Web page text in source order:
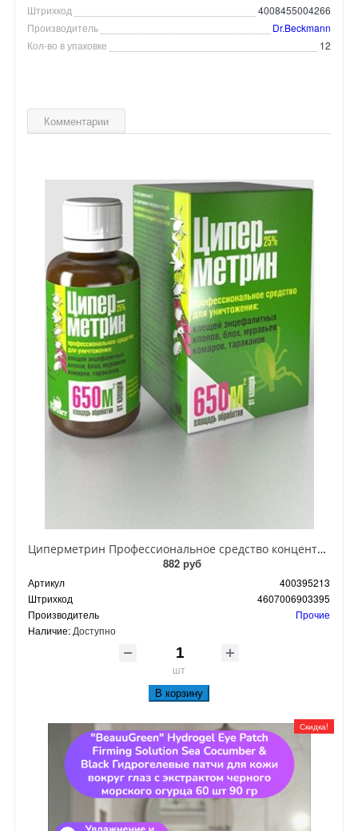
Штрихкод
4008455004266
Производитель
Dr.Beckmann
Кол-во в упаковке
12
Комментарии
Циперметрин Профессиональное средство концентрат эмульсии 25% для уничтожения тараканов, мух,комаров, блох, клопов, муравьев, ос 50 мл
882 руб
Артикул
400395213
Штрихкод
4607006903395
Производитель
Прочие
Наличие: Доступно
шт
В корзину
Скидка!